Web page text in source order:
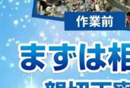
2023/01/12
買取・片付けのアイワクリーン